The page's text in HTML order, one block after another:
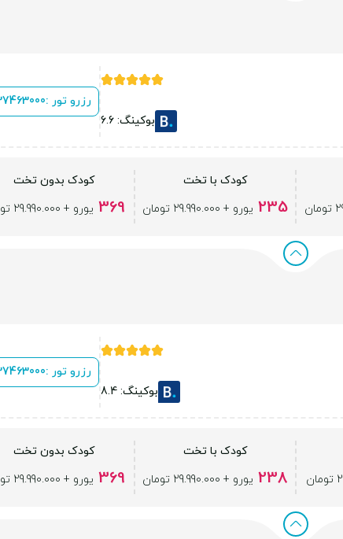
بوکینگ: 6.6
رزرو تور :
کودک با تخت
235 یورو + 29.990.000 تومان
کودک بدون تخت
369 یورو + 29.990.000 تومان
بوکینگ: 8.4
رزرو تور :
کودک با تخت
238 یورو + 29.990.000 تومان
کودک بدون تخت
369 یورو + 29.990.000 تومان